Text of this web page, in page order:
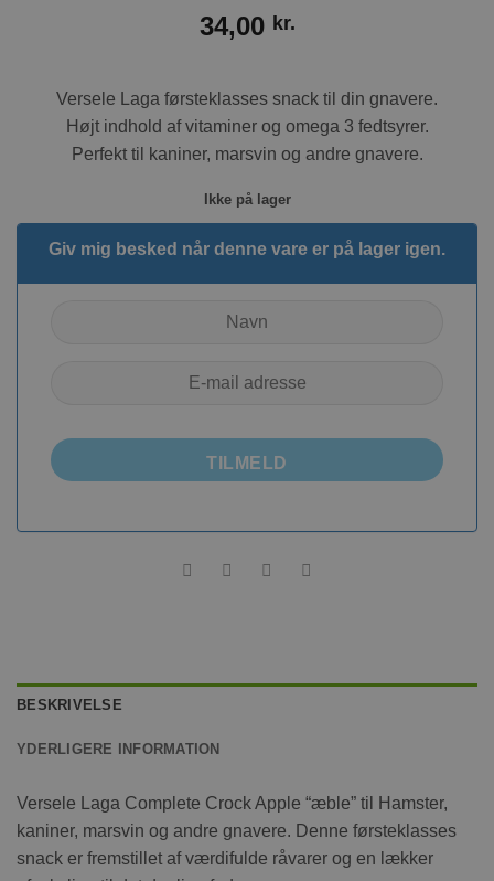
34,00 kr.
Versele Laga førsteklasses snack til din gnavere.
Højt indhold af vitaminer og omega 3 fedtsyrer.
Perfekt til kaniner, marsvin og andre gnavere.
Ikke på lager
Giv mig besked når denne vare er på lager igen.
TILMELD
BESKRIVELSE
YDERLIGERE INFORMATION
Versele Laga Complete Crock Apple “æble” til Hamster,
kaniner, marsvin og andre gnavere. Denne førsteklasses
snack er fremstillet af værdifulde råvarer og en lækker